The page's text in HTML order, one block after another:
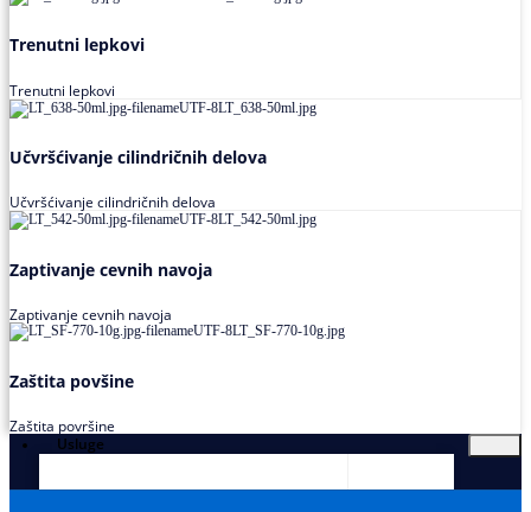
Trenutni lepkovi
Trenutni lepkovi
Učvršćivanje cilindričnih delova
Učvršćivanje cilindričnih delova
Zaptivanje cevnih navoja
Zaptivanje cevnih navoja
Zaštita povšine
Zaštita površine
Usluge